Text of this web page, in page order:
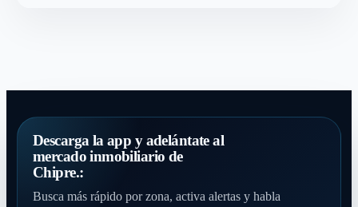
Descarga la app y adelántate al
mercado inmobiliario de
Chipre.:
Busca más rápido por zona, activa alertas y habla